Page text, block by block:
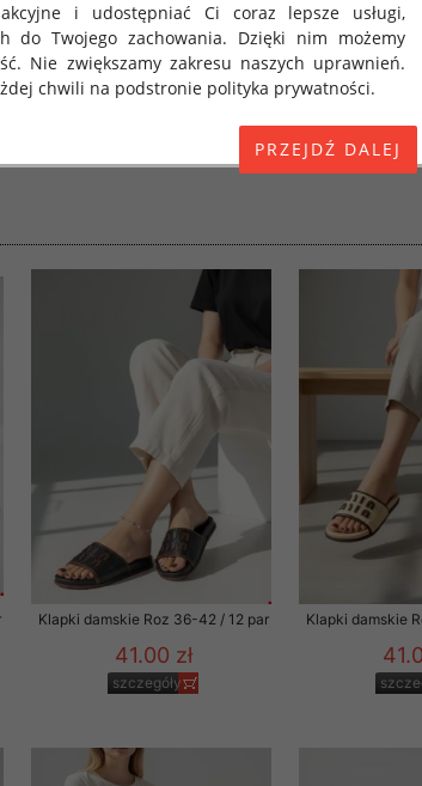
Klapki damskie Roz 36-42 / 12 par
41.00 zł
szczegóły
Klapki damskie
i udostępniać Ci coraz lepsze usługi,
do Twojego zachowania. Dzięki nim możemy
Nie zwiększamy zakresu naszych uprawnień.
chwili na podstronie polityka prywatności.
Europejskiego i Rady (UE) 2016/679 z dnia 27
przetwarzaniem danych osobowych i w sprawie
95/46/WE (określane jako "RODO", "ORODO",
się to po dniu 25 maja 2018 roku. Poniżej
wyrazisz zgodę na przetwarzanie przez OMEZ
wycofać . Pamiętaj, że wycofanie zgody nie
(prawo dostępu, sprostowania oraz usunięcia
niepodlegania zautomatyzowanemu
sprzeciwu wobec przetwarzania Twoich